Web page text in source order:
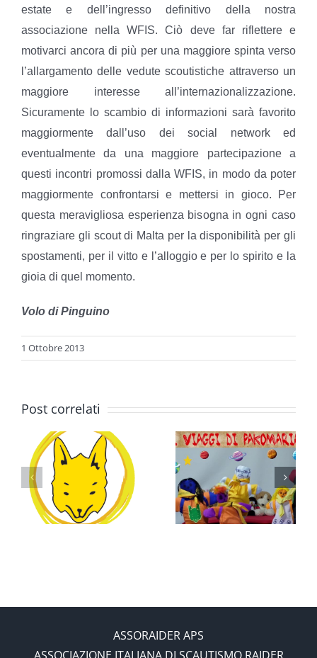
estate e dell’ingresso definitivo della nostra
associazione nella WFIS. Ciò deve far riflettere e
motivarci ancora di più per una maggiore spinta verso
l’allargamento delle vedute scoutistiche attraverso un
maggiore interesse all’internazionalizzazione.
Sicuramente lo scambio di informazioni sarà favorito
maggiormente dall’uso dei social network ed
eventualmente da una maggiore partecipazione a
questi incontri promossi dalla WFIS, in modo da poter
maggiormente confrontarsi e mettersi in gioco. Per
questa meravigliosa esperienza bisogna in ogni caso
ringraziare gli scout di Malta per la disponibilità per gli
spostamenti, per il vitto e l’alloggio e per lo spirito e la
gioia di quel momento.
Volo di Pinguino
1 Ottobre 2013
Post correlati
I viaggi di
Pakomaria
Le Buone
pratiche
per una
V.D.B.
ASSORAIDER APS